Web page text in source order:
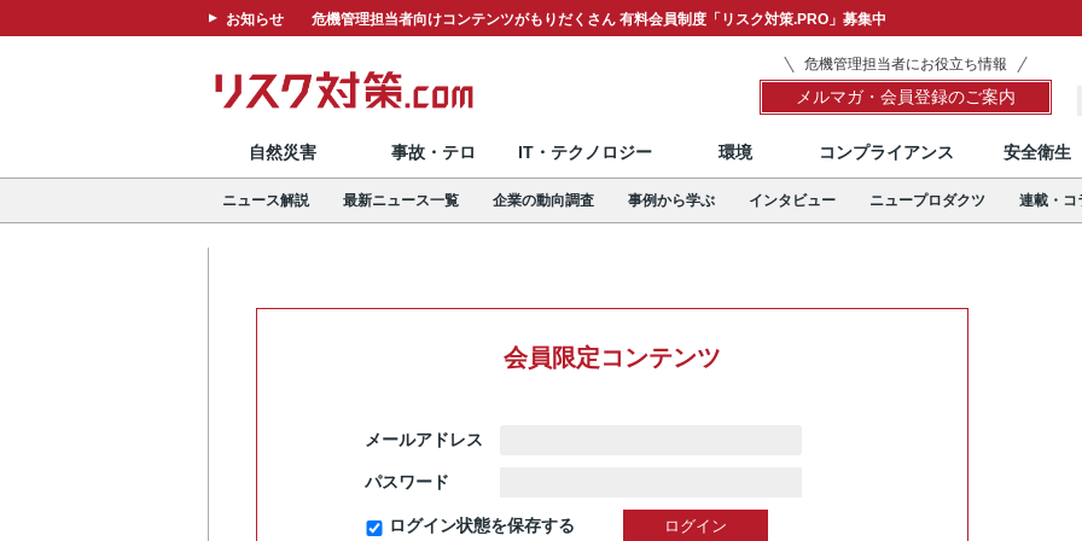
お知らせ 危機管理担当者向けコンテンツがもりだくさん 有料会員制度「リスク対策.PRO」募集中
危機管理担当者にお役立ち情報
メルマガ・会員登録のご案内
自然災害 事故・テロ IT・テクノロジー 環境 コンプライアンス 安全衛生
ニュース解説 最新ニュース一覧 企業の動向調査 事例から学ぶ インタビュー ニュープロダクツ 連載・コ
会員限定コンテンツ
メールアドレス
パスワード
ログイン状態を保存する